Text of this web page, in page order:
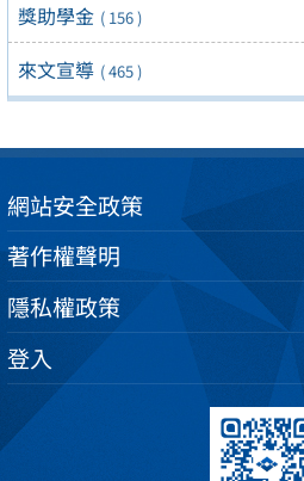
獎助學金 ( 156 )
來文宣導 ( 465 )
網站安全政策
著作權聲明
隱私權政策
登入